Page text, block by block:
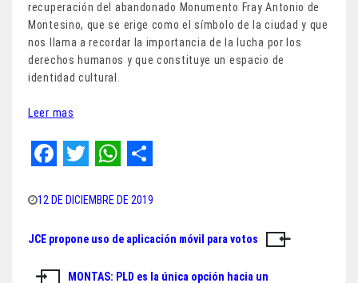
recuperación del abandonado Monumento Fray Antonio de
Montesino, que se erige como el símbolo de la ciudad y que
nos llama a recordar la importancia de la lucha por los
derechos humanos y que constituye un espacio de
identidad cultural.
Leer mas
a
c
w
i
t
h
a
h
a
r
12 DE DICIEMBRE DE 2019
Navegación
de
JCE propone uso de aplicación móvil para votos
MONTAS: PLD es la única opción hacia un